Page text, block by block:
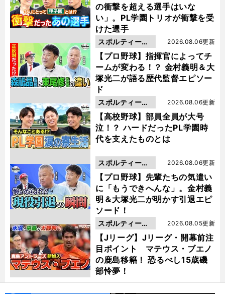
の衝撃を超える選手はいな
い」。PL学園トリオが衝撃を受
けた選手
【プロ野球】指揮官によってチ
ームが変わる！？ 金村義明＆大
塚光二が語る歴代監督エピソー
ド
2026.08.06更新
スポルティーバ
動画
【高校野球】部員全員が大号
泣！？ ハードだったPL学園時
代を支えたものとは
2026.08.06更新
スポルティーバ
動画
【プロ野球】先輩たちの気遣い
に「もうできへんな」。金村義
明＆大塚光二が明かす引退エピ
ソード！
2026.08.06更新
スポルティーバ
動画
【Jリーグ】Jリーグ・開幕前注
目ポイント マテウス・ブエノ
の鹿島移籍！ 恐るべし15歳磯
部怜夢！
2026.08.05更新
スポルティーバ
動画